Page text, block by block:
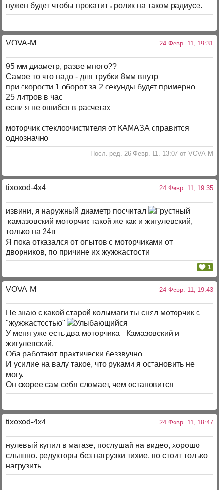
нужен будет чтобы прокатить ролик на таком радиусе.
VOVA-M 24 Февр. 11, 19:31
95 мм диаметр, разве много??
Самое то что надо - для трубки 8мм внутр
при скорости 1 оборот за 2 секунды будет примерно
25 литров в час
если я не ошибся в расчетах
моторчик стеклоочистителя от КАМАЗА справится
однозначно
Посл. ред. 26 Февр. 11, 13:07 от VOVA-M
tixoxod-4x4 24 Февр. 11, 19:35
извини, я наружный диаметр посчитал
камазовский моторчик такой же как и жигулевский,
только на 24в
Я пока отказался от опытов с моторчиками от
дворников, по причине их жужжастости
1
VOVA-M 24 Февр. 11, 19:43
Не знаю с какой старой колымаги ты снял моторчик с
"жужжастостью"
У меня уже есть два моторчика - Камазовский и
жигулевский.
Оба работают практически беззвучно.
И усилие на валу такое, что руками я остановить не
могу.
Он скорее сам себя сломает, чем остановится
tixoxod-4x4 24 Февр. 11, 19:47
нулевый купил в магазе, послушай на видео, хорошо
слышно. редукторы без нагрузки тихие, но стоит только
нагрузить